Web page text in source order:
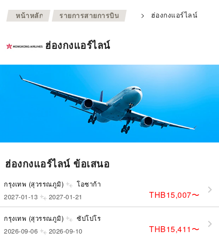
หน้าหลัก >
รายการสายการบิน > ฮ่องกงแอร์ไลน์
ฮ่องกงแอร์ไลน์
ฮ่องกงแอร์ไลน์ ข้อเสนอ
กรุงเทพ (สุวรรณภูมิ) โอซาก้า
THB15,007〜
2027-01-13 2027-01-21
กรุงเทพ (สุวรรณภูมิ) ซัปโปโร
THB15,411 〜
2026-09-06 2026-09-10